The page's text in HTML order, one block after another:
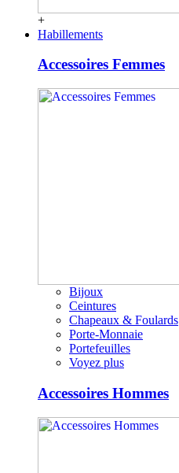
+
Habillements
Accessoires Femmes
Bijoux
Ceintures
Chapeaux & Foulards
Porte-Monnaie
Portefeuilles
Voyez plus
Accessoires Hommes